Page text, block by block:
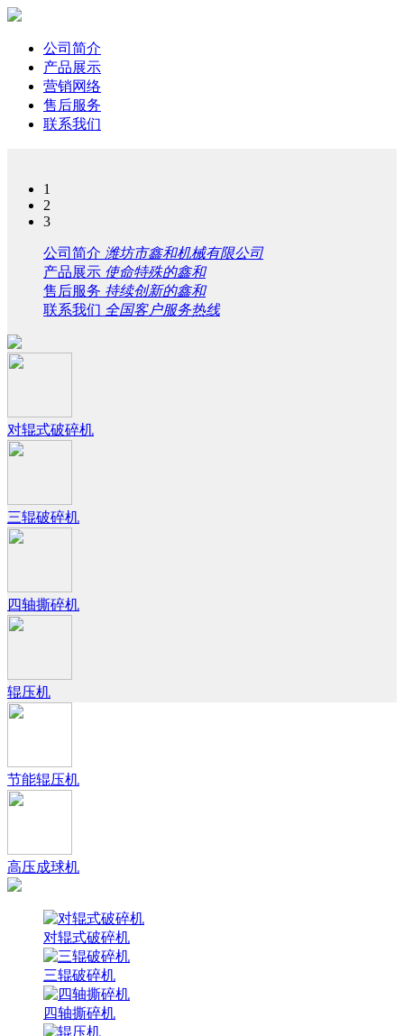
公司简介
产品展示
营销网络
售后服务
联系我们
1
2
3
公司简介 潍坊市鑫和机械有限公司
产品展示 使命特殊的鑫和
售后服务 持续创新的鑫和
联系我们 全国客户服务热线
对辊式破碎机
三辊破碎机
四轴撕碎机
辊压机
节能辊压机
高压成球机
对辊式破碎机
三辊破碎机
四轴撕碎机